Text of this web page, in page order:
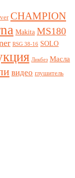
CHAMPION
Makita MS180
RSG 38-16 SOLO
Ликбез Масла
видео глушитель